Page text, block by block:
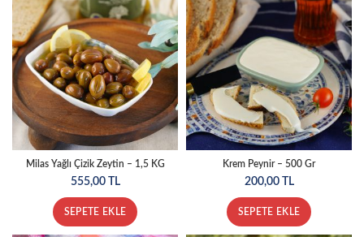
Milas Yağlı Çizik Zeytin – 1,5 KG
555,00 TL
SEPETE EKLE
Krem Peynir – 500 Gr
200,00 TL
SEPETE EKLE